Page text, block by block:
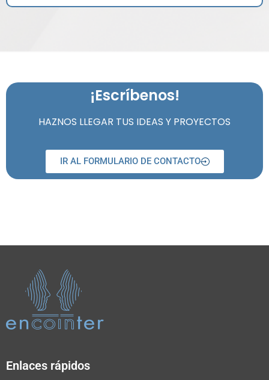
¡Escríbenos!
HAZNOS LLEGAR TUS IDEAS Y PROYECTOS
IR AL FORMULARIO DE CONTACTO
Enlaces rápidos